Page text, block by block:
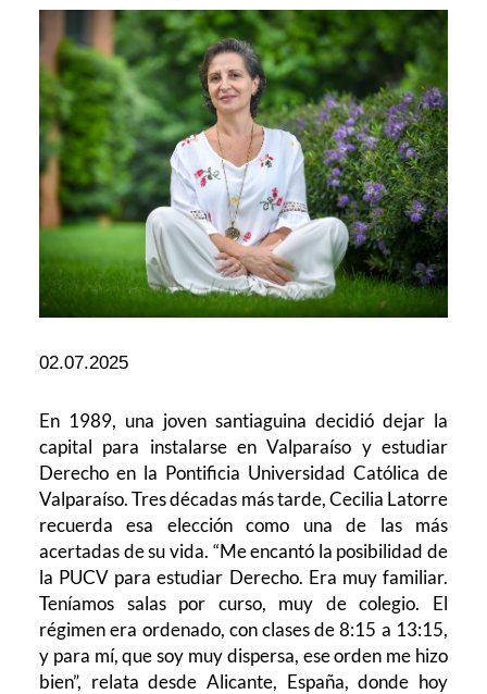
02.07.2025
En 1989, una joven santiaguina decidió dejar la
capital para instalarse en Valparaíso y estudiar
Derecho en la Pontificia Universidad Católica de
Valparaíso. Tres décadas más tarde, Cecilia Latorre
recuerda esa elección como una de las más
acertadas de su vida. “Me encantó la posibilidad de
la PUCV para estudiar Derecho. Era muy familiar.
Teníamos salas por curso, muy de colegio. El
régimen era ordenado, con clases de 8:15 a 13:15,
y para mí, que soy muy dispersa, ese orden me hizo
bien”, relata desde Alicante, España, donde hoy